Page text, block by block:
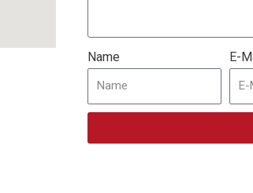
Name E-